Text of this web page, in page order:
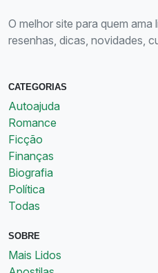
O melhor site para quem ama
resenhas, dicas, novidades,
CATEGORIAS
Autoajuda
Romance
Ficção
Finanças
Biografia
Política
Todas
SOBRE
Mais Lidos